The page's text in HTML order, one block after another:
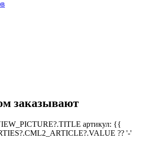
заказывают
артикул: {{
?? '-'